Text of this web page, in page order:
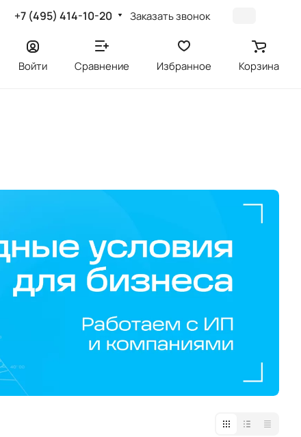
+7 (495) 414-10-20 Заказать звонок
Войти Сравнение Избранное Корзина